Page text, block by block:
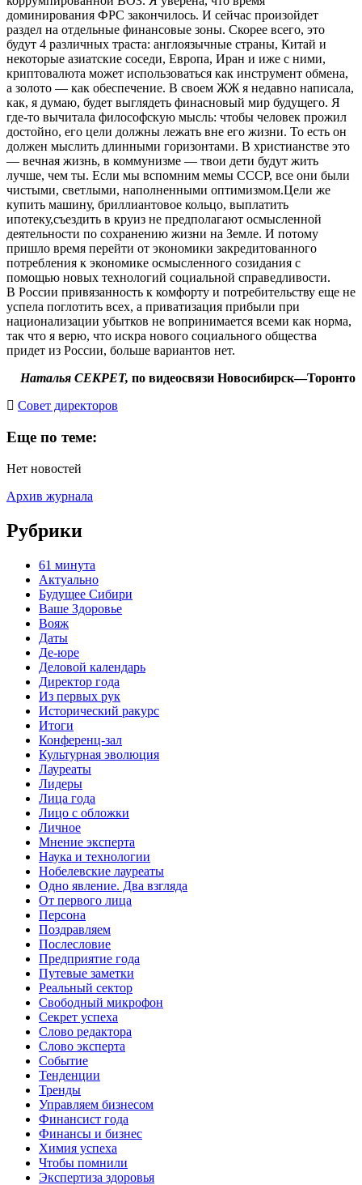
доминирования ФРС закончилось. И сейчас произойдет
раздел на отдельные финансовые зоны. Скорее всего, это
будут 4 различных траста: англоязычные страны, Китай и
некоторые азиатские соседи, Европа, Иран и иже с ними,
криптовалюта может использоваться как инструмент обмена,
а золото — как обеспечение. В своем ЖЖ я недавно написала,
как, я думаю, будет выглядеть финасновый мир будущего. Я
где-то вычитала философскую мысль: чтобы человек прожил
достойно, его цели должны лежать вне его жизни. То есть он
должен мыслить длинными горизонтами. В христианстве это
— вечная жизнь, в коммунизме — твои дети будут жить
лучше, чем ты. Если мы вспомним мемы СССР, все они были
чистыми, светлыми, наполненными оптимизмом.Цели же
купить машину, бриллиантовое кольцо, выплатить
ипотеку,съездить в круиз не предполагают осмысленной
деятельности по сохранению жизни на Земле. И потому
пришло время перейти от экономики закредитованного
потребления к экономике осмысленного созидания с
помощью новых технологий социальной справедливости.
В России привязанность к комфорту и потребительству еще не
успела поглотить всех, а приватизация прибыли при
национализации убытков не вопринимается всеми как норма,
так что я верю, что искра нового социального общества
придет из России, больше вариантов нет.
Наталья СЕКРЕТ, по видеосвязи Новосибирск—Торонто
Cовет директоров
Еще по теме:
Нет новостей
Архив журнала
Рубрики
61 минута
Актуально
Будущее Сибири
Ваше Здоровье
Вояж
Даты
Де-юре
Деловой календарь
Директор года
Из первых рук
Исторический ракурс
Итоги
Конференц-зал
Культурная эволюция
Лауреаты
Лидеры
Лица года
Лицо с обложки
Личное
Мнение эксперта
Наука и технологии
Нобелевские лауреаты
Одно явление. Два взгляда
От первого лица
Персона
Поздравляем
Послесловие
Предприятие года
Путевые заметки
Реальный сектор
Свободный микрофон
Секрет успеха
Слово редактора
Слово эксперта
Событие
Тенденции
Тренды
Управляем бизнесом
Финансист года
Финансы и бизнес
Химия успеха
Чтобы помнили
Экспертиза здоровья